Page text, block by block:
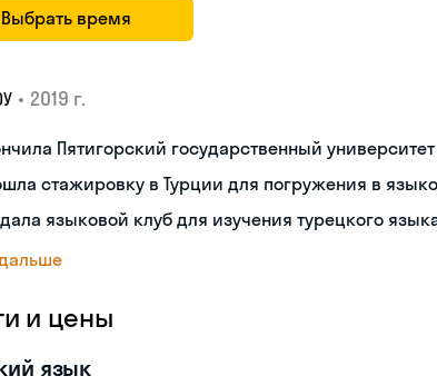
Выбрать время
• 2019 г.
Пятигорский государственный
стажировку в Турции для погружения в
языковой клуб для изучения турецкого
и цены
язык